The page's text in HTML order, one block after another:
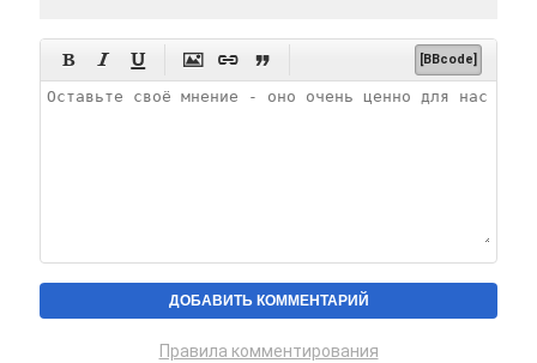
      [BBcode]
Правила комментирования